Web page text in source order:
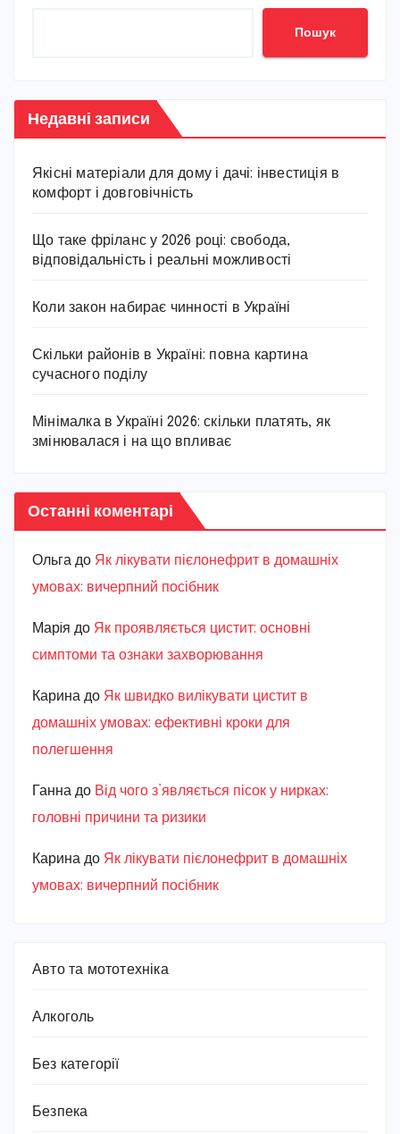
Пошук
Недавні записи
Якісні матеріали для дому і дачі: інвестиція в
комфорт і довговічність
Що таке фріланс у 2026 році: свобода,
відповідальність і реальні можливості
Коли закон набирає чинності в Україні
Скільки районів в Україні: повна картина
сучасного поділу
Мінімалка в Україні 2026: скільки платять, як
змінювалася і на що впливає
Останні коментарі
Ольга до Як лікувати пієлонефрит в домашніх
умовах: вичерпний посібник
Марiя до Як проявляється цистит: основні
симптоми та ознаки захворювання
Карина до Як швидко вилікувати цистит в
домашніх умовах: ефективні кроки для
полегшення
Ганна до Від чого з’являється пісок у нирках:
головні причини та ризики
Карина до Як лікувати пієлонефрит в домашніх
умовах: вичерпний посібник
Авто та мототехніка
Алкоголь
Без категорії
Безпека